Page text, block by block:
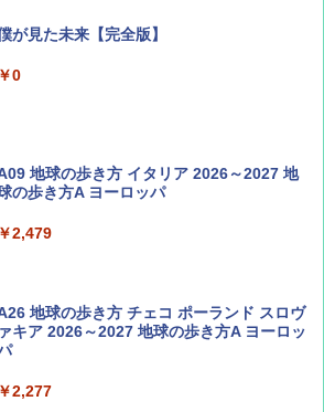
と溪谷 2026年8月号「南アルプス大全」
￥1,540
No.89 特集 星野道夫 夢見る旅
（エアライン）2026年9月号【特
集】ボーイング110周年を祝して！
が見た未来【完全版】
￥0
地球の歩き方 イタリア 2026～2027 地
の歩き方A ヨーロッパ
￥2,479
地球の歩き方 チェコ ポーランド スロヴ
ァキア 2026～2027 地球の歩き方A ヨーロッ
￥2,277